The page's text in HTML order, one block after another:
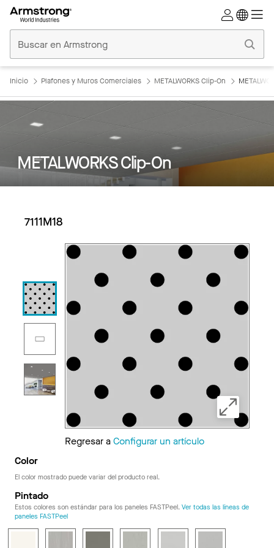
Comerciales
Inicio
Inicio Plafones y Muros Comerciales METALWORKS Clip-On
METALWORKS Clip-On
7111M18
Regresar aConfigurar un artículo
Color
El color mostrado puede variar del producto real.
Pintado
Estos colores son estándar para los paneles FASTPeel. Ver todas las líneas de
paneles FASTPeel